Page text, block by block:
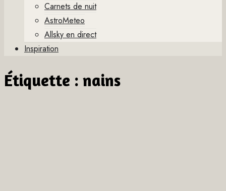
Carnets de nuit
AstroMeteo
Allsky en direct
Inspiration
Étiquette : nains